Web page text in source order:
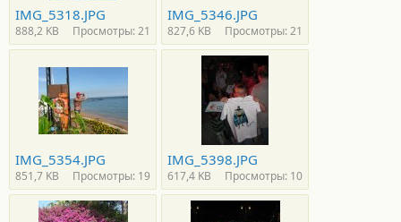
IMG_5318.JPG
888,2 KB Просмотры: 21
IMG_5346.JPG
827,6 KB Просмотры: 21
IMG_5354.JPG
851,7 KB Просмотры: 19
IMG_5398.JPG
617,4 KB Просмотры: 10